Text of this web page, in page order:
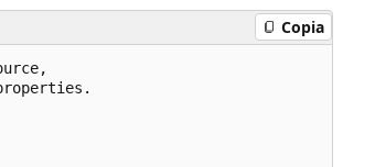
Copia